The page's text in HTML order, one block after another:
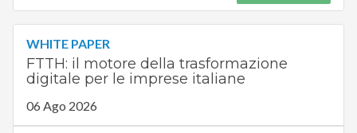
WHITE PAPER
FTTH: il motore della trasformazione
digitale per le imprese italiane
06 Ago 2026